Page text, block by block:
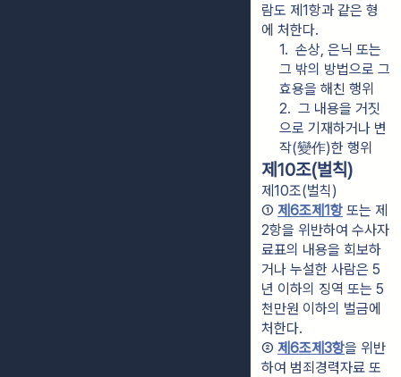
람도 제1항과 같은 형
에 처한다.
1.  손상, 은닉 또는
그 밖의 방법으로 그
효용을 해친 행위
2.  그 내용을 거짓
으로 기재하거나 변
작(變作)한 행위
제10조(벌칙)
제10조(벌칙)
① 제6조제1항 또는 제
2항을 위반하여 수사자
료표의 내용을 회보하
거나 누설한 사람은 5
년 이하의 징역 또는 5
천만원 이하의 벌금에
처한다.
② 제6조제3항을 위반
하여 범죄경력자료 또